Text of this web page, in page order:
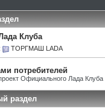
Клуба
ТОРГМАШ LADA
потребителей
Официального Лада
раздел